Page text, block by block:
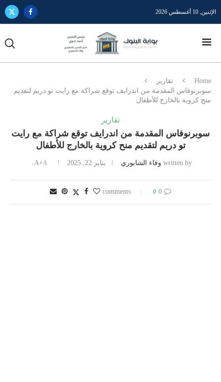
الإثنين, 10 أغسطس 2026
Home
تقارير
سوبرنوفاس المقدمة من اندرايف توقع شراكة مع رايت تو دريم لتقديم
منح كروية بالخارج للأطفال
تقارير
سوبرنوفاس المقدمة من اندرايف توقع شراكة مع رايت
تو دريم لتقديم منح كروية بالخارج للأطفال
written by وفاء الشابوري يناير 22, 2025 A+A-
0 comments
0